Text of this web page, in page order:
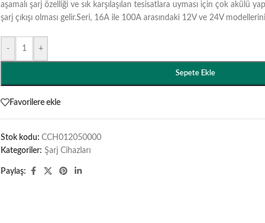
aşamalı şarj özelliği ve sık karşılaşılan tesisatlara uyması için çok akülü
şarj çıkışı olması gelir.Seri, 16A ile 100A arasındaki 12V ve 24V
- +
Sepete Ekle
Favorilere ekle
Stok kodu: CCH012050000
Kategoriler: Şarj Cihazları
Paylaş: